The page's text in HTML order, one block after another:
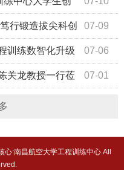
07-09
行锻造拔尖科创
圆满完成专项综合实训
07-06
训练数智化升级
07-01
关龙教授一行莅
:南昌航空大学工程训练中心.All